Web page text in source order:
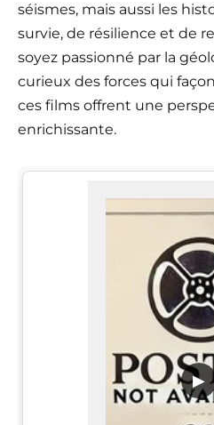
séismes, mais aussi les
survie, de résilience et de
soyez passionné par la
curieux des forces qui
ces films offrent une
enrichissante.
▶